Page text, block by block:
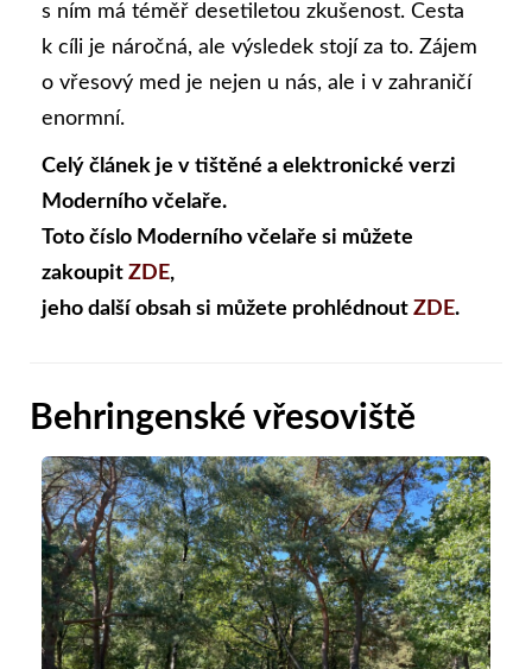
s ním má téměř desetiletou zkušenost. Cesta
k cíli je náročná, ale výsledek stojí za to. Zájem
o vřesový med je nejen u nás, ale i v zahraničí
enormní.
Celý článek je v tištěné a elektronické verzi
Moderního včelaře.
Toto číslo Moderního včelaře si můžete
zakoupit ZDE,
jeho další obsah si můžete prohlédnout ZDE.
Behringenské vřesoviště